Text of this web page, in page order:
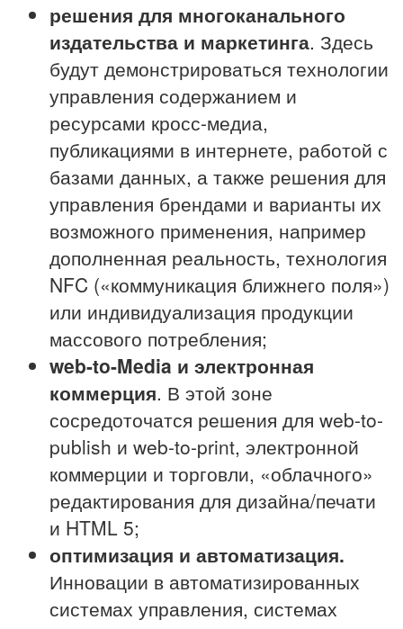
решения для многоканального
издательства и маркетинга. Здесь
будут демонстрироваться технологии
управления содержанием и
ресурсами кросс-медиа,
публикациями в интернете, работой с
базами данных, а также решения для
управления брендами и варианты их
возможного применения, например
дополненная реальность, технология
NFC («коммуникация ближнего поля»)
или индивидуализация продукции
массового потребления;
web-to-Media и электронная
коммерция. В этой зоне
сосредоточатся решения для web-to-
publish и web-to-print, электронной
коммерции и торговли, «облачного»
редактирования для дизайна/печати
и HTML 5;
оптимизация и автоматизация.
Инновации в автоматизированных
системах управления, системах